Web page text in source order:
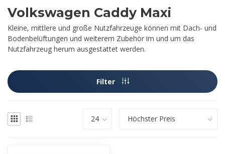
Volkswagen Caddy Maxi
Kleine, mittlere und große Nutzfahrzeuge können mit Dach- und
Bodenbelüftungen und weiterem Zubehör im und um das
Nutzfahrzeug herum ausgestattet werden.
Filter